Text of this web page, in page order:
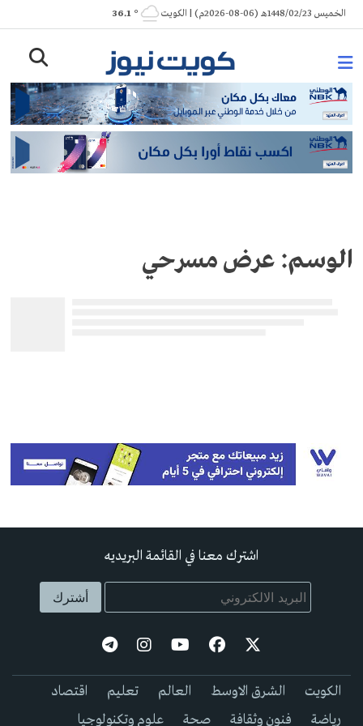
Skip
to
الخميس 1448/02/23هـ (06-08-2026م) | الكويت ° 36.1
الوسم:عرض مسرحي
اشترك معنا في القائمة البريديه
الكويت الشرق الاوسط العالم تعليم
اقتصاد
رياضة
فنون وثقافة صحة علوم وتكنولوجيا